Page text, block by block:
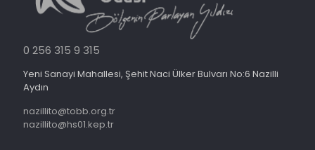
0 256 315 9 315
Yeni Sanayi Mahallesi, Şehit Naci Ülker Bulvarı No:6 Nazilli
Aydın
nazillito@tobb.org.tr
nazillito@hs01.kep.tr